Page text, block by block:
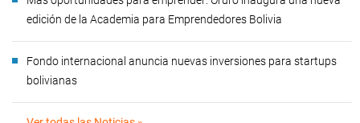
edición de la Academia para Emprendedores Bolivia
Fondo internacional anuncia nuevas inversiones para startups
bolivianas